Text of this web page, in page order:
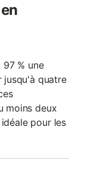
% une
jusqu'à quatre
moins deux
pour les